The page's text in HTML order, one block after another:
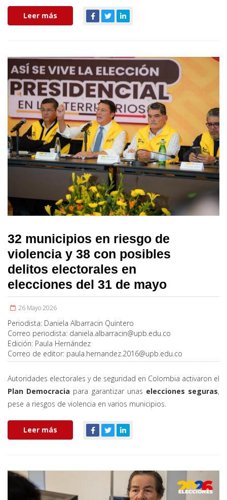
Leer más
32 municipios en riesgo de
violencia y 38 con posibles
delitos electorales en
elecciones del 31 de mayo
26 Mayo 2026
Periodista: Daniela Albarracin Quintero
Correo periodista: daniela.albarracin@upb.edu.co
Edición: Paula Hernández
Correo de editor: paula.hernandez.2016@upb.edu.co
Autoridades electorales y de seguridad en Colombia activaron el
Plan Democracia para garantizar unas elecciones seguras,
pese a riesgos de violencia en varios municipios.
Leer más